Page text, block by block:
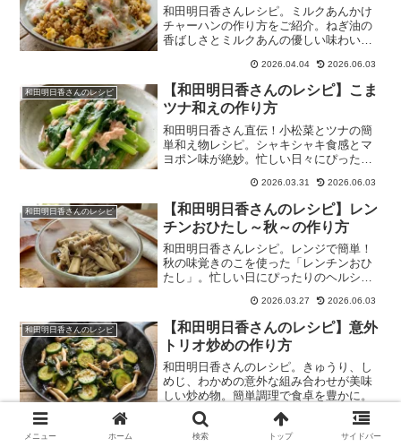
和田明日香さんレシピ。ミルクあんかけ
チャーハンの作り方をご紹介。ねぎ油の
香ばしさとミルクあんの優しい味わいが
2026.04.04 2026.06.03
和田明日香さんのレシピ
【和田明日香さんのレシピ】こま
ツナ和えの作り方
和田明日香さん直伝！小松菜とツナの簡
単和え物レシピ。シャキシャキ食感とマ
ヨポン味が絶妙。忙しい日々にぴったり
2026.03.31 2026.06.03
和田明日香さんのレシピ
【和田明日香さんのレシピ】レン
チンおひたし～秋～の作り方
和田明日香さんレシピ。レンジで簡単！
秋の味覚きのこを使った「レンチンおひ
たし」。忙しい日にぴったりのヘルシー
2026.03.27 2026.06.03
和田明日香さんのレシピ
【和田明日香さんのレシピ】意外
トリオ炒めの作り方
和田明日香さんのレシピ。きゅうり、し
めじ、わかめの意外な組み合わせが美味
しい炒め物。簡単調理で食卓を豊かに。
2026.04.02 2026.06.03
メニュー ホーム 検索 トップ サイドバー